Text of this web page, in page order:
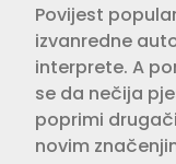
Povijest
izvanredne
interprete. A
se da nečija
poprimi
novim